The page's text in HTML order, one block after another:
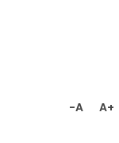
-A A+